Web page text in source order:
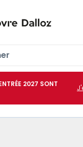
métiers
2027 SONT